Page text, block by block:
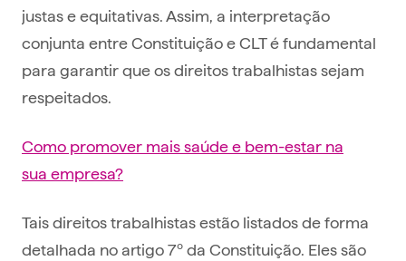
justas e equitativas. Assim, a interpretação
conjunta entre Constituição e CLT é fundamental
para garantir que os direitos trabalhistas sejam
respeitados.
Como promover mais saúde e bem-estar na
sua empresa?
Tais direitos trabalhistas estão listados de forma
detalhada no artigo 7º da Constituição. Eles são